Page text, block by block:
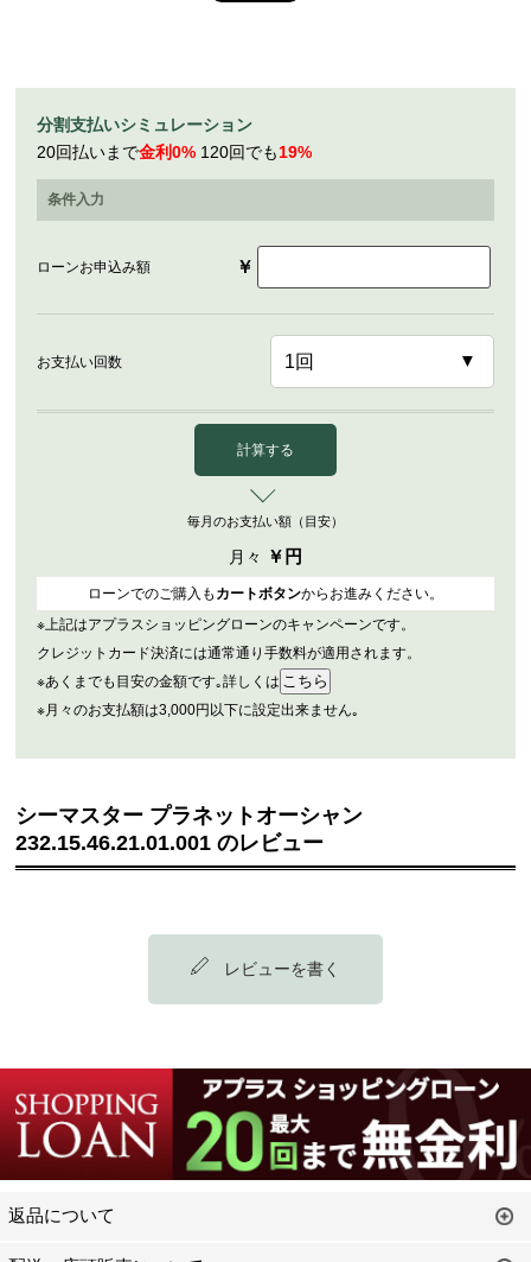
分割支払いシミュレーション
20回払いまで金利0% 120回でも19%
条件入力
ローンお申込み額 ￥
お支払い回数
計算する
毎月のお支払い額（目安）
月々 ￥ 円
ローンでのご購入も カートボタンからお進みください。
※上記はアプラスショッピングローンのキャンペーンです。
クレジットカード決済には通常通り手数料が適用されます。
※あくまでも目安の金額です｡詳しくは
※月々のお支払額は3,000円以下に設定出来ません｡
シーマスター プラネットオーシャン
232.15.46.21.01.001 のレビュー
レビューを書く
返品について